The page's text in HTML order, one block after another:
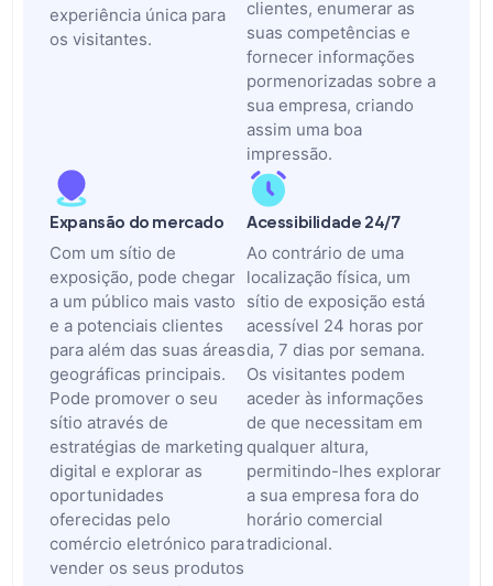
experiência única para
os visitantes.
clientes, enumerar as
suas competências e
fornecer informações
pormenorizadas sobre a
sua empresa, criando
assim uma boa
impressão.
Expansão do mercado
Com um sítio de
exposição, pode chegar
a um público mais vasto
e a potenciais clientes
para além das suas áreas
geográficas principais.
Pode promover o seu
sítio através de
estratégias de marketing
digital e explorar as
oportunidades
oferecidas pelo
comércio eletrónico para
vender os seus produtos
Acessibilidade 24/7
Ao contrário de uma
localização física, um
sítio de exposição está
acessível 24 horas por
dia, 7 dias por semana.
Os visitantes podem
aceder às informações
de que necessitam em
qualquer altura,
permitindo-lhes explorar
a sua empresa fora do
horário comercial
tradicional.